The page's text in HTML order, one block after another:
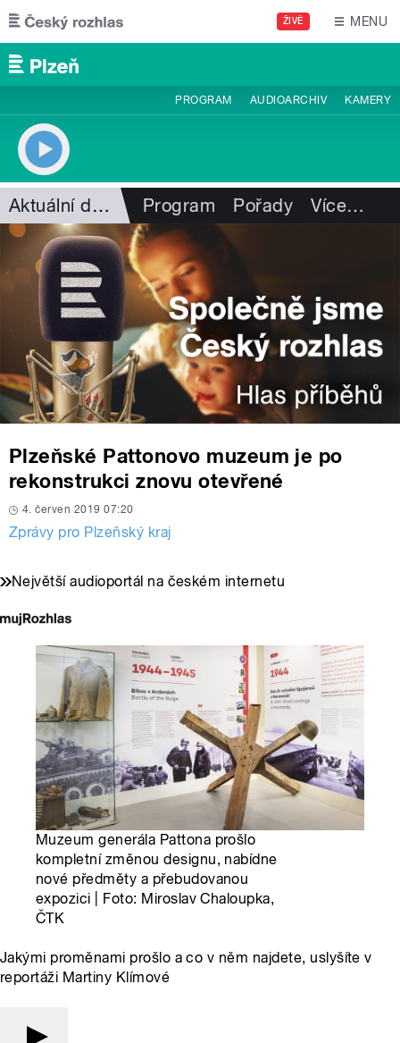
Přejít k hlavnímu obsahu
ŽIVĚ MENU
PROGRAM AUDIOARCHIV KAMERY
Aktuální dění Program Pořady Více…
Plzeňské Pattonovo muzeum je po
rekonstrukci znovu otevřené
4. červen 2019 07:20
Zprávy pro Plzeňský kraj
Největší audioportál na českém internetu
Muzeum generála Pattona prošlo
kompletní změnou designu, nabídne
nové předměty a přebudovanou
expozici | Foto: Miroslav Chaloupka,
ČTK
Jakými proměnami prošlo a co v něm najdete, uslyšíte v
reportáži Martiny Klímové